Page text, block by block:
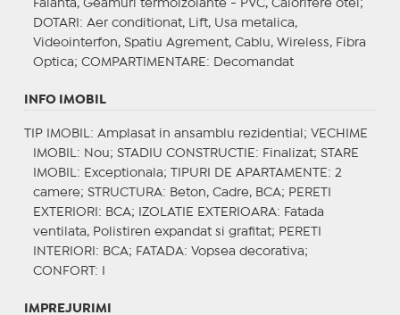
Faianta, Geamuri termoizolante - PVC, Calorifere otel;
DOTARI : Aer conditionat, Lift, Usa metalica,
Videointerfon, Spatiu Agrement, Cablu, Wireless, Fibra
Optica; COMPARTIMENTARE : Decomandat
INFO IMOBIL
TIP IMOBIL : Amplasat in ansamblu rezidential; VECHIME
IMOBIL : Nou; STADIU CONSTRUCTIE : Finalizat; STARE
IMOBIL : Exceptionala; TIPURI DE APARTAMENTE : 2
camere; STRUCTURA: Beton, Cadre, BCA; PERETI
EXTERIORI : BCA; IZOLATIE EXTERIOARA: Fatada
ventilata, Polistiren expandat si grafitat; PERETI
INTERIORI : BCA; FATADA: Vopsea decorativa;
CONFORT : I
IMPREJURIMI